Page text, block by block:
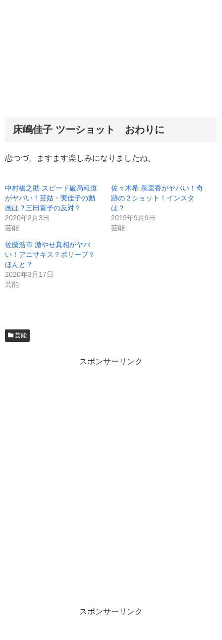
床嶋佳子 ツーショット おわりに
恋つづ、ますます楽しみになりましたね。
中村橋之助 スピード破局報道
がヤバい！芸姑・実佳子の動
画は？三田寛子の反対？
2020年2月3日
芸能
佐々木希 泉里香がヤバい！奇
跡の２ショット！インスタ
は？
2019年9月9日
芸能
佐藤浩市 激やせ真相がヤバ
い！アニサキス？ポリープ？
ほんと？
2020年3月17日
芸能
芸能
スポンサーリンク
スポンサーリンク